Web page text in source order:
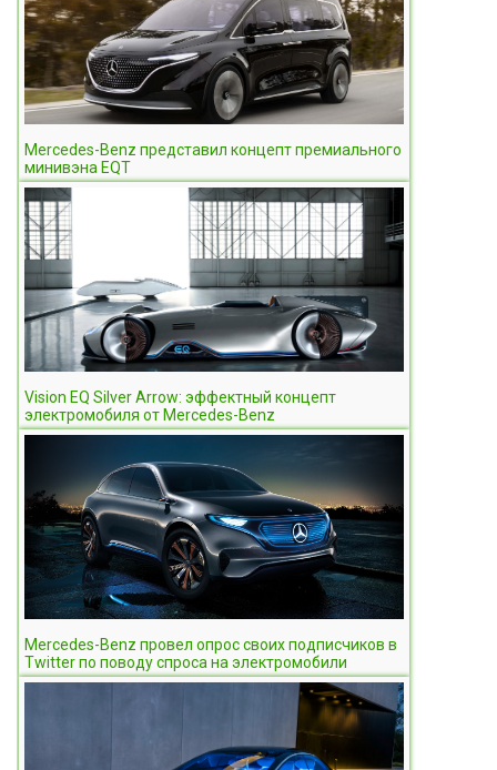
Mercedes-Benz представил концепт премиального
минивэна EQT
Vision EQ Silver Arrow: эффектный концепт
электромобиля от Mercedes-Benz
Mercedes-Benz провел опрос своих подписчиков в
Twitter по поводу спроса на электромобили